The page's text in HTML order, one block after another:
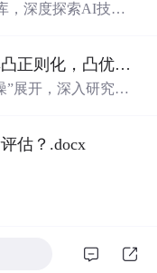
，深度探索AI技术
技创新与产业创新语音增强组稀疏信号去噪：非凸正则化，凸优化研究（Matlab代码实现）
”展开，深入研究了
从而在语音增强等
采用组稀疏建模范
显著优势，尤其在
估？.docx